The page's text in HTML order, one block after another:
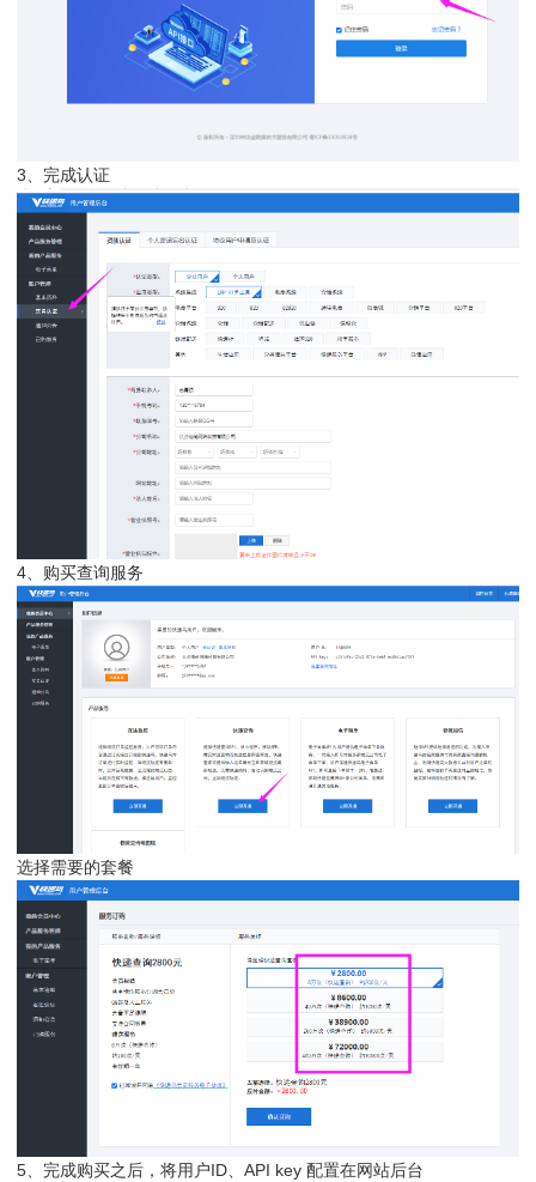
3、完成认证
4、购买查询服务
选择需要的套餐
5、完成购买之后，将用户ID、API key 配置在网站后台